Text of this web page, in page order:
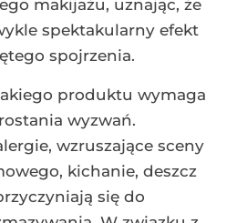
makijażu, uznając, że
spektakularny efekt
spojrzenia.
produktu wymaga
wyzwań.
wzruszające sceny
kichanie, deszcz
się do